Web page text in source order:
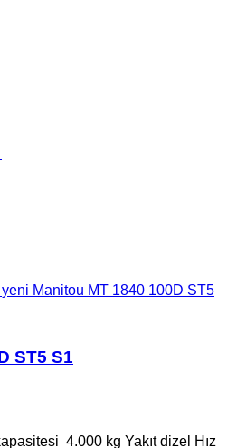
yeni Manitou MT 1840 100D ST5
ST5 S1
4.000 kg Yakıt dizel Hız